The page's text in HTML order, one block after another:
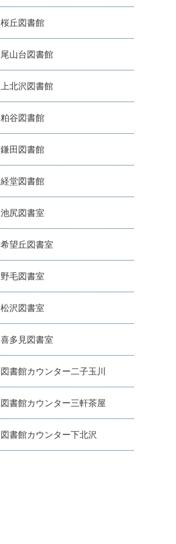
桜丘図書館
尾山台図書館
上北沢図書館
粕谷図書館
鎌田図書館
経堂図書館
池尻図書室
希望丘図書室
野毛図書室
松沢図書室
喜多見図書室
図書館カウンター二子玉川
図書館カウンター三軒茶屋
図書館カウンター下北沢